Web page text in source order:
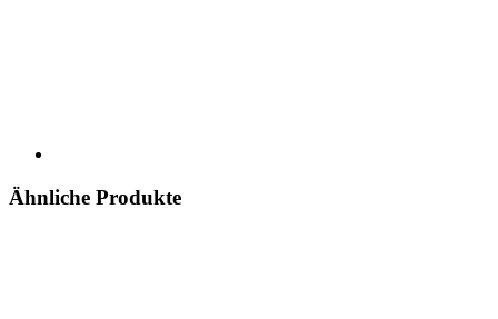
Ähnliche Produkte